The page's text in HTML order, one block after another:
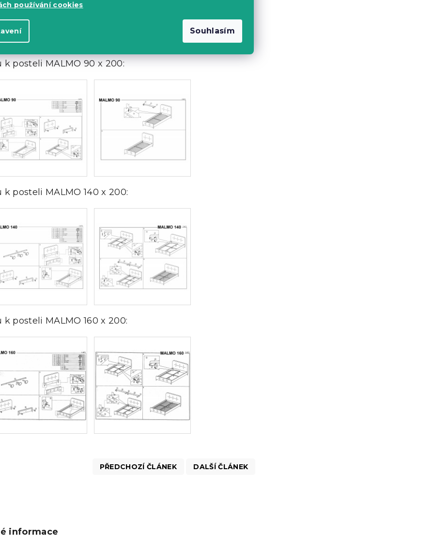
používání cookies
Souhlasím
k posteli MALMO 160 x 200
k posteli MALMO 90 x 200:
posteli MALMO 140 x 200:
posteli MALMO 160 x 200:
PŘEDCHOZÍ ČLÁNEK DALŠÍ ČLÁNEK
informace